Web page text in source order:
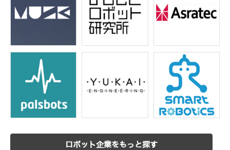
ロボット企業をもっと探す